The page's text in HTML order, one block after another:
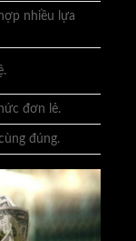
nhiều lựa
đơn lẻ.
đúng.